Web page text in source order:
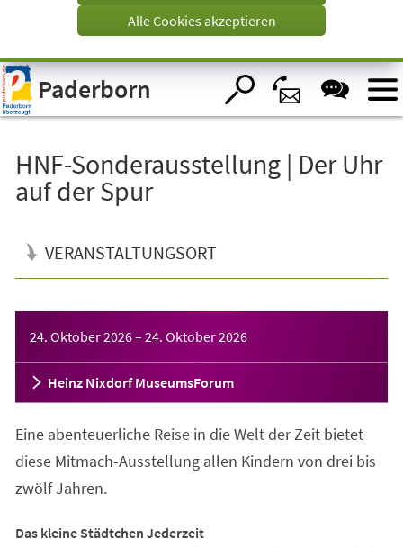
Visuelle
Assistenzsoftware
öffnen.
Alle Cookies akzeptieren
Paderborn
HNF-Sonderausstellung | Der Uhr
auf der Spur
VERANSTALTUNGSORT
24. Oktober 2026– 24. Oktober 2026
Heinz Nixdorf MuseumsForum
Eine abenteuerliche Reise in die Welt der Zeit bietet
diese Mitmach-Ausstellung allen Kindern von drei bis
zwölf Jahren.
Das kleine Städtchen Jederzeit